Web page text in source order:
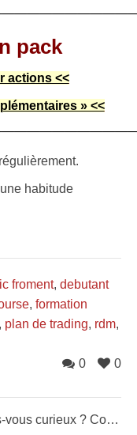
pack
actions <<
» <<
une habitude
froment, debutant
, formation
, plan de trading, rdm,
0
0
Etes-vous curieux ? Contemplez les courbes de Miss Cac 40 sur les autres indices!